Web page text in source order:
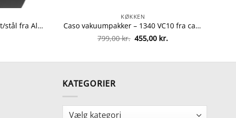
Allux postkasse – 7000 – Sort/stål fra Allux 5701701474736
KØKKEN
Caso vakuumpakker – 1340 VC10 fra caso 4038437013405
799,00kr. Den
oprindelige
455,00 kr.
KATEGORIER
Kategorier